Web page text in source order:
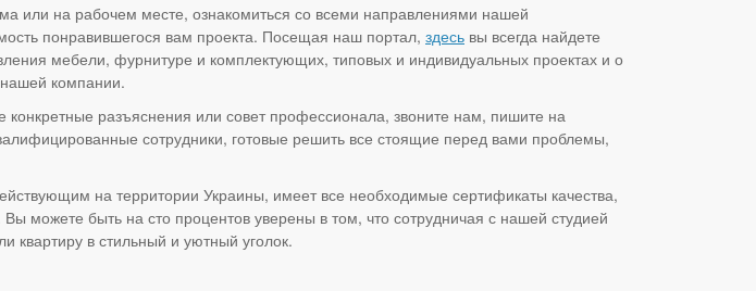
или на рабочем месте, ознакомиться со всеми направлениями нашей
понравившегося вам проекта. Посещая наш портал, здесь вы всегда найдете
мебели, фурнитуре и комплектующих, типовых и индивидуальных проектах и о
компании.
разъяснения или совет профессионала, звоните нам, пишите на
сотрудники, готовые решить все стоящие перед вами проблемы,
на территории Украины, имеет все необходимые сертификаты качества,
можете быть на сто процентов уверены в том, что сотрудничая с нашей студией
квартиру в стильный и уютный уголок.